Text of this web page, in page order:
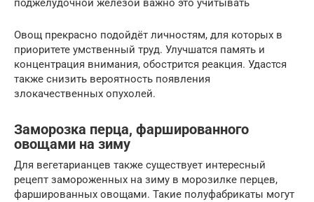
поджелудочной железой важно это учитывать
Овощ прекрасно подойдёт личностям, для которых в
приоритете умственный труд. Улучшатся память и
концентрация внимания, обострится реакция. Удастся
также снизить вероятность появления
злокачественных опухолей.
Заморозка перца, фаршированного
овощами на зиму
Для вегетарианцев также существует интересный
рецепт замороженных на зиму в морозилке перцев,
фаршированных овощами. Такие полуфабрикаты могут